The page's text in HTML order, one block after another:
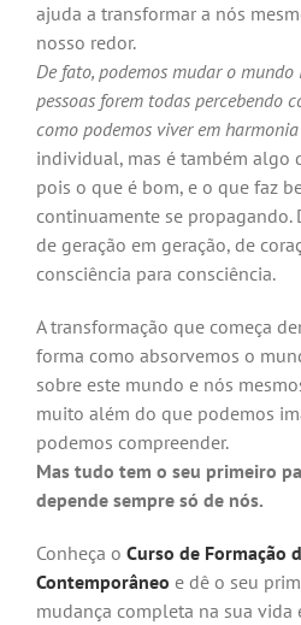
ajuda a transformar a nós
nosso redor.
De fato, podemos mudar o
pessoas forem todas percebendo
como podemos viver em
individual, mas é também algo
pois o que é bom, e o que faz
continuamente se propagando.
de geração em geração, de
consciência para consciência.
A transformação que começa
forma como absorvemos o
sobre este mundo e nós
muito além do que podemos
podemos compreender.
Mas tudo tem o seu primeiro
depende sempre só de nós.
Conheça o Curso de Formação
Contemporâneo e dê o seu
mudança completa na sua vida